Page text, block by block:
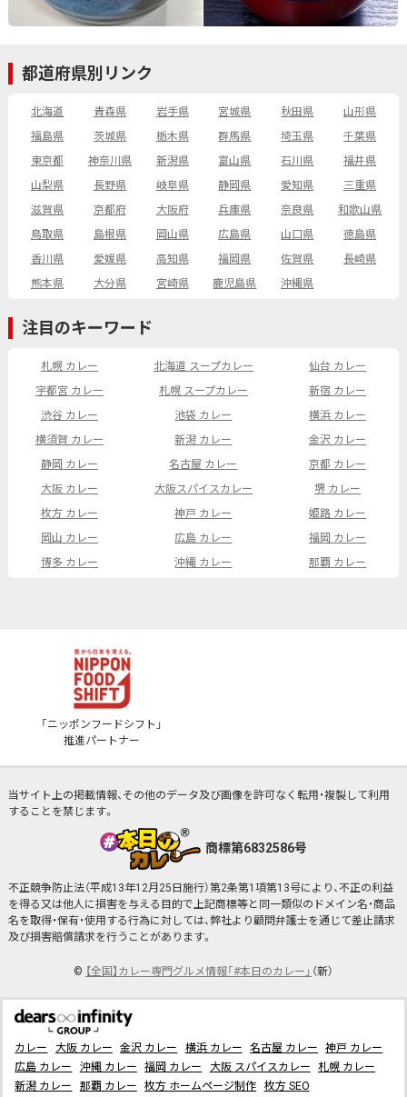
都道府県別リンク
北海道 青森県 岩手県 宮城県 秋田県
山形県
福島県
茨城県 栃木県 群馬県 埼玉県
千葉県
東京都
神奈川県 新潟県 富山県 石川県
福井県
山梨県
長野県 岐阜県 静岡県 愛知県
三重県
滋賀県
京都府 大阪府 兵庫県 奈良県
和歌山県
鳥取県
島根県 岡山県 広島県 山口県
徳島県
香川県
愛媛県 高知県 福岡県 佐賀県
長崎県
熊本県
大分県 宮崎県 鹿児島県 沖縄県
注目のキーワード
札幌 カレー 北海道 スープカレー
仙台 カレー
宇都宮 カレー
札幌 スープカレー
新宿 カレー
渋谷 カレー
池袋 カレー
横浜 カレー
横須賀 カレー
新潟 カレー
金沢 カレー
静岡 カレー
名古屋 カレー
京都 カレー
大阪 カレー
大阪スパイスカレー
堺 カレー
枚方 カレー
神戸 カレー
姫路 カレー
岡山 カレー
広島 カレー
福岡 カレー
博多 カレー
沖縄 カレー 那覇 カレー
「ニッポンフードシフト」
推進パートナー
当サイト上の掲載情報、その他のデータ及び画像を許可なく転用・複製して利用
することを禁じます。
商標第6832586号
不正競争防止法（平成13年12月25日施行）第2条第1項第13号により、不正の利益
を得る又は他人に損害を与える目的で上記商標等と同一類似のドメイン名・商品
名を取得・保有・使用する行為に対しては、弊社より顧問弁護士を通じて差止請求
及び損害賠償請求を行うことがあります。
© 【全国】カレー専門グルメ情報「#本日のカレー」 （新）
カレー 大阪 カレー 金沢 カレー 横浜 カレー 名古屋 カレー
神戸 カレー
広島 カレー
沖縄 カレー 福岡 カレー 大阪 スパイスカレー
札幌 カレー
新潟 カレー
那覇 カレー 枚方 ホームページ制作 枚方 SEO